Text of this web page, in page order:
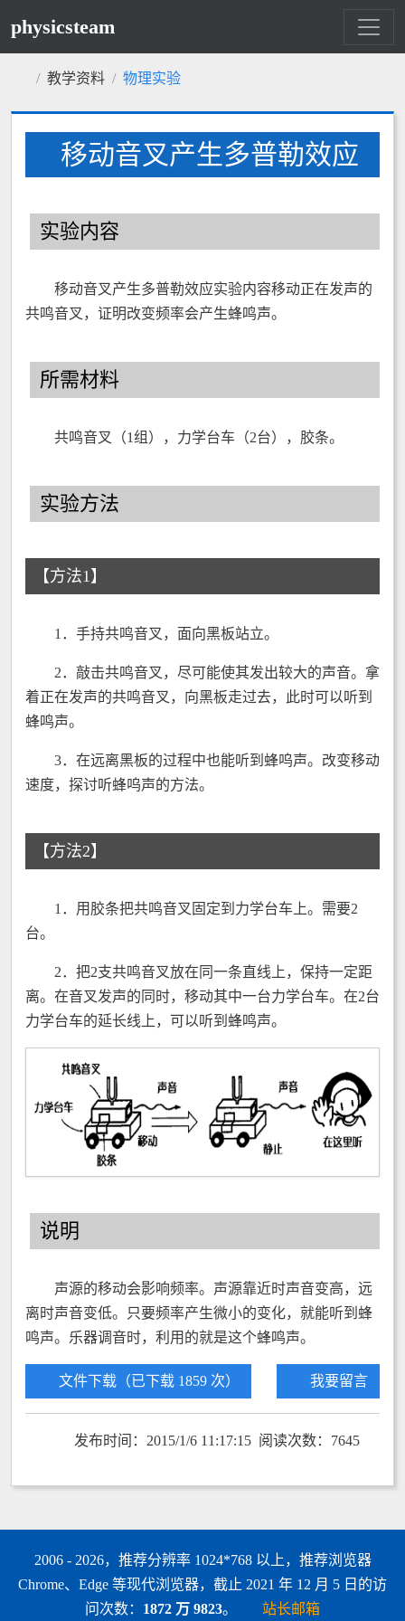
physicsteam
教学资料 物理实验
移动音叉产生多普勒效应
实验内容
移动音叉产生多普勒效应实验内容移动正在发声的
共鸣音叉，证明改变频率会产生蜂鸣声。
所需材料
共鸣音叉（1组），力学台车（2台），胶条。
实验方法
【方法1】
1．手持共鸣音叉，面向黑板站立。
2．敲击共鸣音叉，尽可能使其发出较大的声音。拿
着正在发声的共鸣音叉，向黑板走过去，此时可以听到
蜂鸣声。
3．在远离黑板的过程中也能听到蜂呜声。改变移动
速度，探讨听蜂呜声的方法。
【方法2】
1．用胶条把共鸣音叉固定到力学台车上。需要2
台。
2．把2支共鸣音叉放在同一条直线上，保持一定距
离。在音叉发声的同时，移动其中一台力学台车。在2台
力学台车的延长线上，可以听到蜂鸣声。
说明
声源的移动会影响频率。声源靠近时声音变高，远
离时声音变低。只要频率产生微小的变化，就能听到蜂
鸣声。乐器调音时，利用的就是这个蜂鸣声。
文件下载（已下载 1859 次） 我要留言
发布时间：2015/1/6 11:17:15 阅读次数：7645
2006 - 2026，推荐分辨率 1024*768 以上，推荐浏览器
Chrome、Edge 等现代浏览器，截止 2021 年 12 月 5 日的访
问次数： 1872 万 9823。 站长邮箱